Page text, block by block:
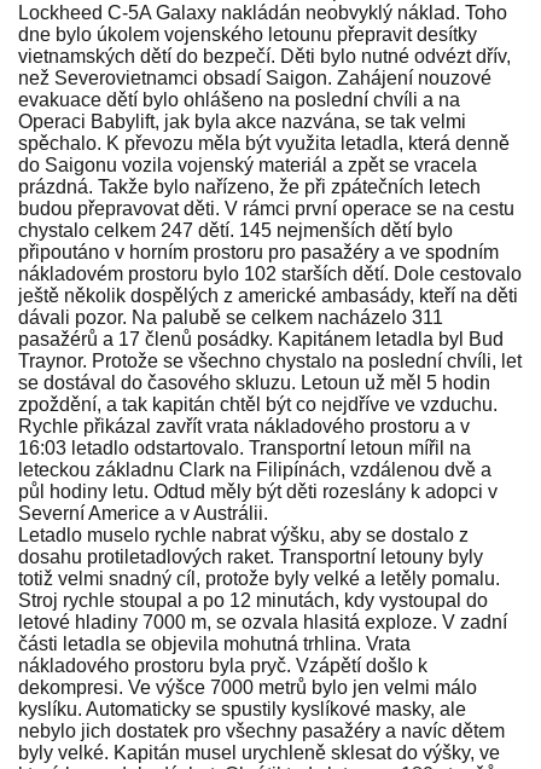
Lockheed C-5A Galaxy nakládán neobvyklý náklad. Toho
dne bylo úkolem vojenského letounu přepravit desítky
vietnamských dětí do bezpečí. Děti bylo nutné odvézt dřív,
než Severovietnamci obsadí Saigon. Zahájení nouzové
evakuace dětí bylo ohlášeno na poslední chvíli a na
Operaci Babylift, jak byla akce nazvána, se tak velmi
spěchalo. K převozu měla být využita letadla, která denně
do Saigonu vozila vojenský materiál a zpět se vracela
prázdná. Takže bylo nařízeno, že při zpátečních letech
budou přepravovat děti. V rámci první operace se na cestu
chystalo celkem 247 dětí. 145 nejmenších dětí bylo
připoutáno v horním prostoru pro pasažéry a ve spodním
nákladovém prostoru bylo 102 starších dětí. Dole cestovalo
ještě několik dospělých z americké ambasády, kteří na děti
dávali pozor. Na palubě se celkem nacházelo 311
pasažérů a 17 členů posádky. Kapitánem letadla byl Bud
Traynor. Protože se všechno chystalo na poslední chvíli, let
se dostával do časového skluzu. Letoun už měl 5 hodin
zpoždění, a tak kapitán chtěl být co nejdříve ve vzduchu.
Rychle přikázal zavřít vrata nákladového prostoru a v
16:03 letadlo odstartovalo. Transportní letoun mířil na
leteckou základnu Clark na Filipínách, vzdálenou dvě a
půl hodiny letu. Odtud měly být děti rozeslány k adopci v
Severní Americe a v Austrálii.
Letadlo muselo rychle nabrat výšku, aby se dostalo z
dosahu protiletadlových raket. Transportní letouny byly
totiž velmi snadný cíl, protože byly velké a letěly pomalu.
Stroj rychle stoupal a po 12 minutách, kdy vystoupal do
letové hladiny 7000 m, se ozvala hlasitá exploze. V zadní
části letadla se objevila mohutná trhlina. Vrata
nákladového prostoru byla pryč. Vzápětí došlo k
dekompresi. Ve výšce 7000 metrů bylo jen velmi málo
kyslíku. Automaticky se spustily kyslíkové masky, ale
nebylo jich dostatek pro všechny pasažéry a navíc dětem
byly velké. Kapitán musel urychleně sklesat do výšky, ve